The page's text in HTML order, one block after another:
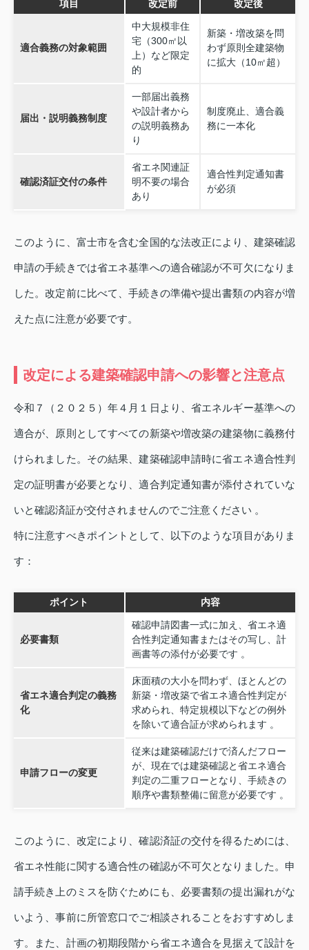
項目 改定前 改定後
適合義務の対象範囲
中大規模非住
宅（300㎡以
上）など限定
的
新築・増改築を問
わず原則全建築物
に拡大（10㎡超）
届出・説明義務制度
一部届出義務
や設計者から
の説明義務あ
り
制度廃止、適合義
務に一本化
確認済証交付の条件
省エネ関連証
明不要の場合
あり
適合性判定通知書
が必須
このように、富士市を含む全国的な法改正により、建築確認
申請の手続きでは省エネ基準への適合確認が不可欠になりま
した。改定前に比べて、手続きの準備や提出書類の内容が増
えた点に注意が必要です。
改定による建築確認申請への影響と注意点
令和７（２０２５）年４月１日より、省エネルギー基準への
適合が、原則としてすべての新築や増改築の建築物に義務付
けられました。その結果、建築確認申請時に省エネ適合性判
定の証明書が必要となり、適合判定通知書が添付されていな
いと確認済証が交付されませんのでご注意ください 。
特に注意すべきポイントとして、以下のような項目がありま
す：
ポイント 内容
必要書類
確認申請図書一式に加え、省エネ適
合性判定通知書またはその写し、計
画書等の添付が必要です 。
省エネ適合判定の義務
化
床面積の大小を問わず、ほとんどの
新築・増改築で省エネ適合性判定が
求められ、特定規模以下などの例外
を除いて適合証が求められます 。
申請フローの変更
従来は建築確認だけで済んだフロー
が、現在では建築確認と省エネ適合
判定の二重フローとなり、手続きの
順序や書類整備に留意が必要です 。
このように、改定により、確認済証の交付を得るためには、
省エネ性能に関する適合性の確認が不可欠となりました。申
請手続き上のミスを防ぐためにも、必要書類の提出漏れがな
いよう、事前に所管窓口でご相談されることをおすすめしま
す。また、計画の初期段階から省エネ適合を見据えて設計を